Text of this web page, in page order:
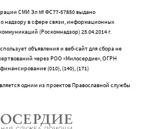
СМИ Эл № ФС77-57850 выдано
надзору в сфере связи, информационных
(Роскомнадзор) 25.04.2014 г.
объявления и веб-сайт для сбора не
через РОО «Милосердие», ОГРН
(010), (140), (171)
одним из проектов Православной службы